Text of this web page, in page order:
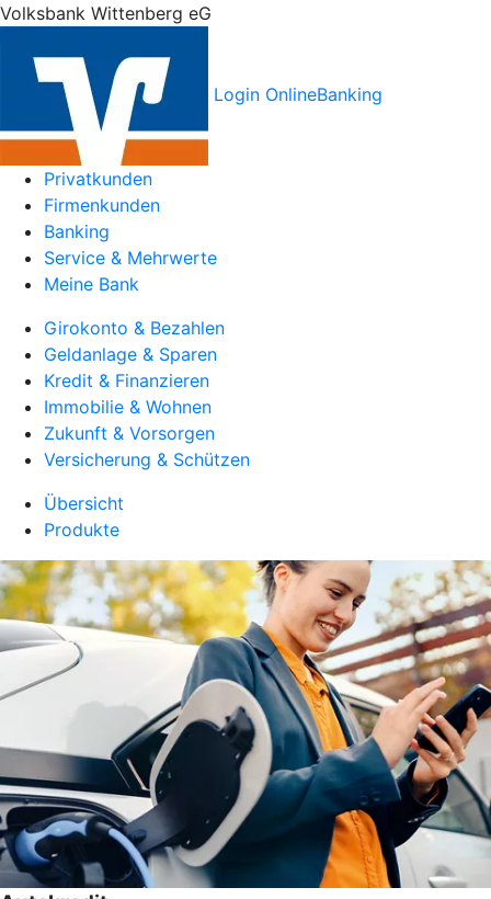
Volksbank Wittenberg eG
Login OnlineBanking
Privatkunden
Firmenkunden
Banking
Service & Mehrwerte
Meine Bank
Girokonto & Bezahlen
Geldanlage & Sparen
Kredit & Finanzieren
Immobilie & Wohnen
Zukunft & Vorsorgen
Versicherung & Schützen
Übersicht
Produkte